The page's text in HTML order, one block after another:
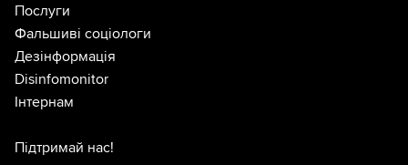
Послуги
Фальшиві соціологи
Дезінформація
Disinfomonitor
Інтернам
Підтримай нас!